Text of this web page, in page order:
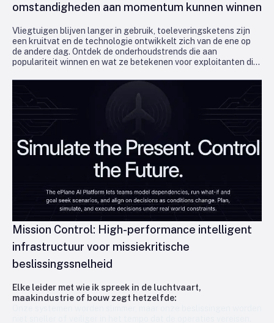
omstandigheden aan momentum kunnen winnen
Vliegtuigen blijven langer in gebruik, toeleveringsketens zijn
een kruitvat en de technologie ontwikkelt zich van de ene op
de andere dag. Ontdek de onderhoudstrends die aan
populariteit winnen en wat ze betekenen voor exploitanten die
Mission Control: High-performance intelligent
infrastructuur voor missiekritische
beslissingssnelheid
Elke leider met wie ik spreek in de luchtvaart,
maakindustrie of bouw zegt hetzelfde: